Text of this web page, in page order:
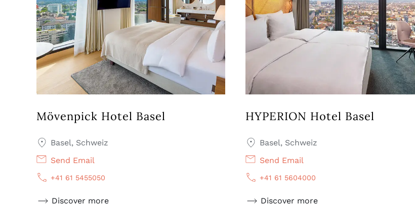
Mövenpick Hotel Basel
Basel, Schweiz
Send Email
+41 61 5455050
Discover more
HYPERION Hotel Basel
Basel, Schweiz
Send Email
+41 61 5604000
Discover more